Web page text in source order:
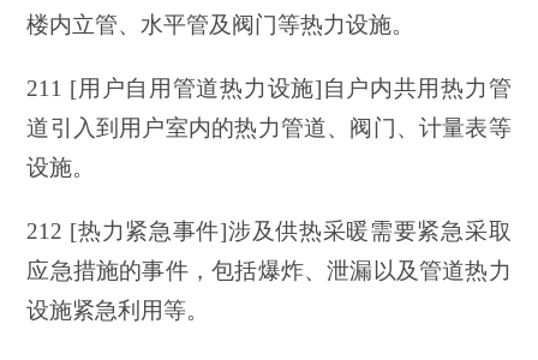
楼内立管、水平管及阀门等热力设施。
211 [用户自用管道热力设施]自户内共用热力管
道引入到用户室内的热力管道、阀门、计量表等
设施。
212 [热力紧急事件]涉及供热采暖需要紧急采取
应急措施的事件，包括爆炸、泄漏以及管道热力
设施紧急利用等。